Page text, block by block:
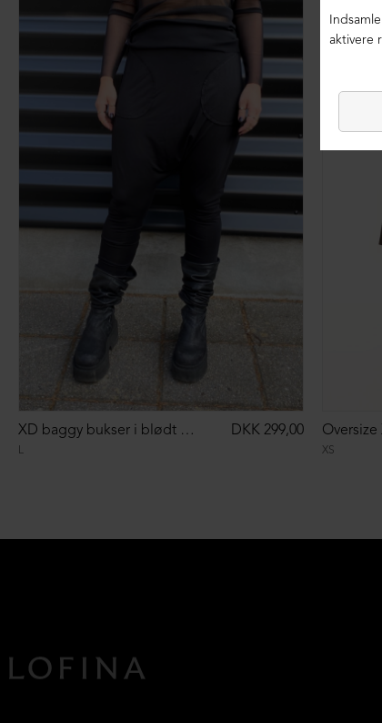
L
XD baggy bukser i blødt materiale DKK 299,00
XS